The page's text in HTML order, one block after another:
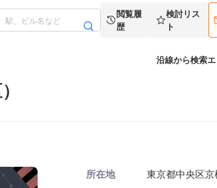
閲覧履
歴
検討リス
ト
沿線から検索
所在地 東京都中央区